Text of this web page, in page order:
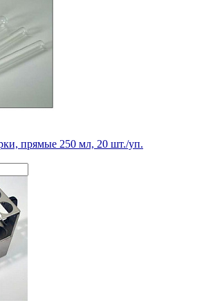
прямые 250 мл, 20 шт./уп.